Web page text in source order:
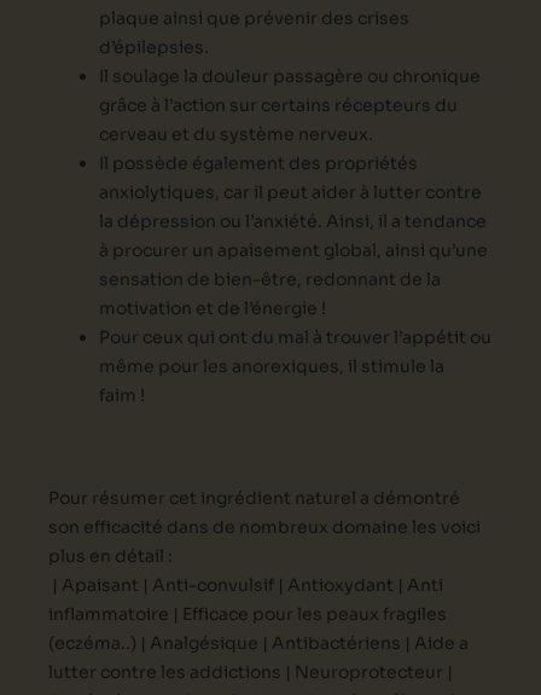
plaque ainsi que prévenir des crises
d’épilepsies.
Il soulage la douleur passagère ou chronique
grâce à l’action sur certains récepteurs du
cerveau et du système nerveux.
Il possède également des propriétés
anxiolytiques, car il peut aider à lutter contre
la dépression ou l’anxiété. Ainsi, il a tendance
à procurer un apaisement global, ainsi qu’une
sensation de bien-être, redonnant de la
motivation et de l’énergie !
Pour ceux qui ont du mal à trouver l’appétit ou
même pour les anorexiques, il stimule la
faim !
Pour résumer cet ingrédient naturel a démontré
son efficacité dans de nombreux domaine les voici
plus en détail :
| Apaisant | Anti-convulsif | Antioxydant | Anti
inflammatoire | Efficace pour les peaux fragiles
(eczéma..) | Analgésique | Antibactériens | Aide a
lutter contre les addictions | Neuroprotecteur |